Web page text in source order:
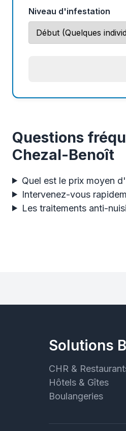
Niveau d'infestation
Questions
Chezal-Benoît
Quel est le prix moyen
Intervenez-vous
Les traitements anti-
Solutions
CHR &
Hôtels & Gîtes
Boulangeries